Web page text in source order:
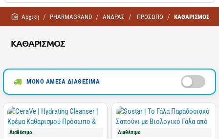
ΚΑΘΑΡΙΣΜΟΣ
homePHARMAGRAND ΑΝΔΡΑΣ ΠΡΟΣΩΠΟ ΚΑΘΑΡΙΣΜΟΣ
ΜΟΝΟ ΑΜΕΣΑ ΔΙΑΘΕΣΙΜΑ
Διαθέσιμο Διαθέσιμο